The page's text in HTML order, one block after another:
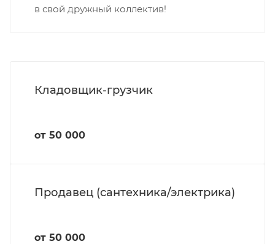
в свой дружный коллектив!
Кладовщик-грузчик
от 50 000
Продавец (сантехника/электрика)
от 50 000